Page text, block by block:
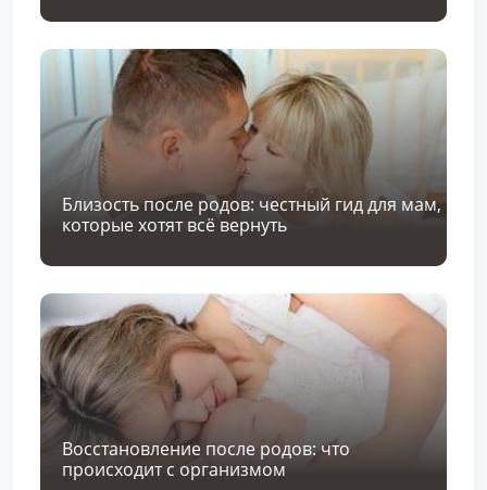
Близость после родов: честный гид для мам,
которые хотят всё вернуть
Восстановление после родов: что
происходит с организмом